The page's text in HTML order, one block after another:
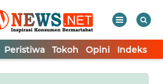
Peristiwa Tokoh Opini Indeks